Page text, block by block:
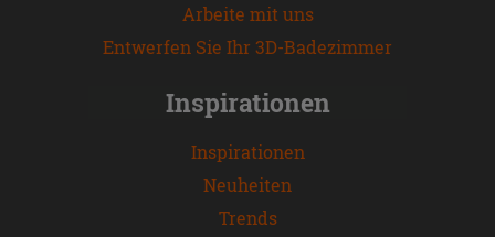
Arbeite mit uns
Entwerfen Sie Ihr 3D-Badezimmer
Inspirationen
Inspirationen
Neuheiten
Trends